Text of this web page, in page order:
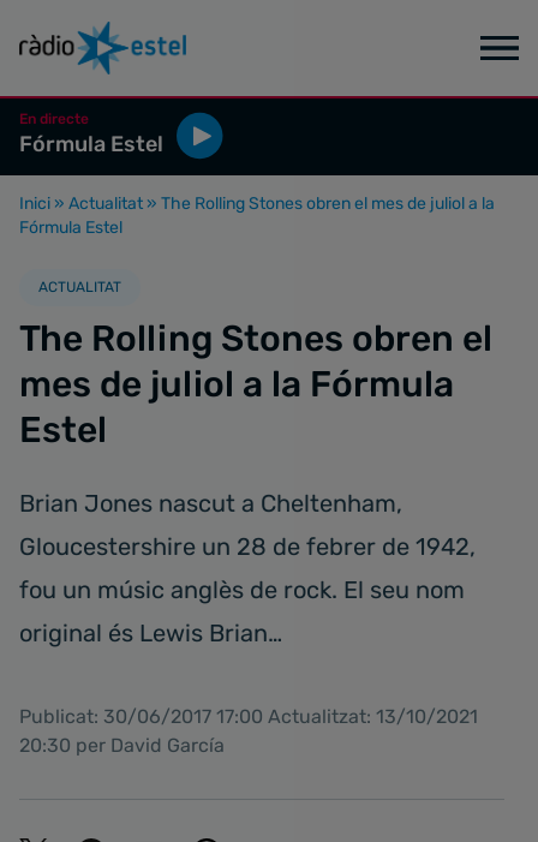
En directe
Fórmula Estel
Inici » Actualitat » The Rolling Stones obren el mes de juliol a la
Fórmula Estel
ACTUALITAT
The Rolling Stones obren el
mes de juliol a la Fórmula
Estel
Brian Jones nascut a Cheltenham,
Gloucestershire un 28 de febrer de 1942,
fou un músic anglès de rock. El seu nom
original és Lewis Brian…
Publicat: 30/06/2017 17:00 Actualitzat: 13/10/2021
20:30 per David García